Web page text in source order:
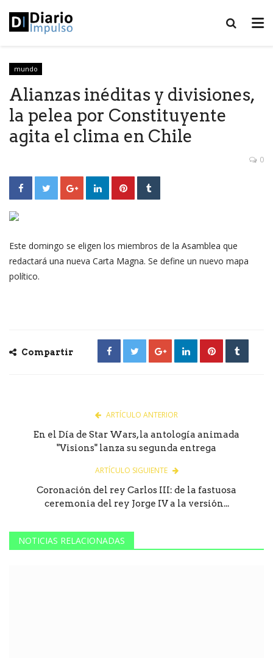
mundo
Alianzas inéditas y divisiones,
la pelea por Constituyente
agita el clima en Chile
0
Este domingo se eligen los miembros de la Asamblea que
redactará una nueva Carta Magna. Se define un nuevo mapa
político.
Compartir
ARTÍCULO ANTERIOR
En el Día de Star Wars, la antología animada
"Visions" lanza su segunda entrega
ARTÍCULO SIGUIENTE
Coronación del rey Carlos III: de la fastuosa
ceremonia del rey Jorge IV a la versión...
NOTICIAS RELACIONADAS